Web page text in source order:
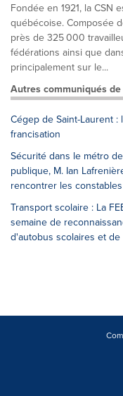
Fondée en 1921, la CSN
québécoise. Composée
près de 325 000
fédérations ainsi que
principalement sur le...
Autres communiqués
Cégep de Saint-Laurent
francisation
Sécurité dans le métro
publique, M. Ian
rencontrer les constables
Transport scolaire : La
semaine de
d'autobus scolaires et